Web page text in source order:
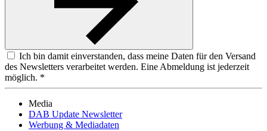
Ich bin damit einverstanden, dass meine Daten für den Versand
des Newsletters verarbeitet werden. Eine Abmeldung ist jederzeit
möglich. *
Media
DAB Update Newsletter
Werbung & Mediadaten